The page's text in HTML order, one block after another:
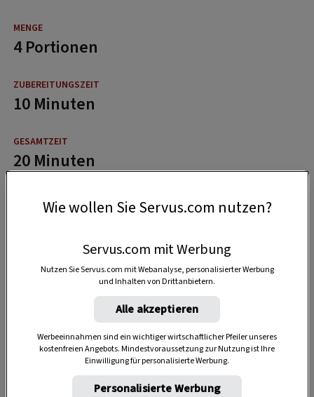
4 Portionen
10 Minuten
20 Minuten
Wie wollen Sie Servus.com nutzen?
Servus.com mit Werbung
Nutzen Sie Servus.com mit Webanalyse, personalisierter Werbung
und Inhalten von Drittanbietern.
Alle akzeptieren
Werbeeinnahmen sind ein wichtiger wirtschaftlicher Pfeiler unseres
kostenfreien Angebots. Mindestvoraussetzung zur Nutzung ist Ihre
Einwilligung für personalisierte Werbung.
Personalisierte Werbung